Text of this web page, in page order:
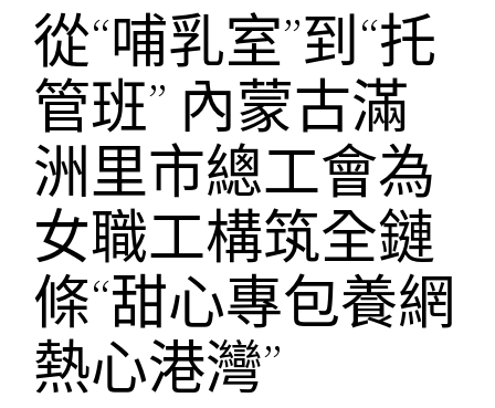
從“哺乳室”到“托
管班” 內蒙古滿
洲里市總工會為
女職工構筑全鏈
條“甜心專包養網
熱心港灣”